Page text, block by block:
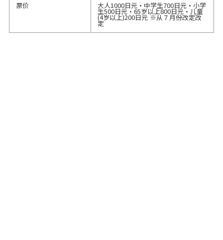
票价
大人1000日元・中学生700日元・小学
生500日元・65岁以上800日元・儿童
(4岁以上)200日元 ※从７月份改定改
定